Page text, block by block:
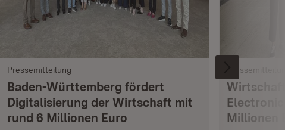
Pressemitteilung
Baden-Württemberg fördert
Digitalisierung der Wirtschaft mit
rund 6 Millionen Euro
Millionen